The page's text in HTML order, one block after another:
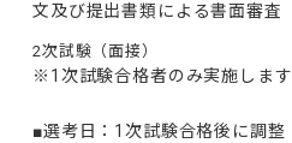
文及び提出書類による書面審査
2次試験（面接）
※1次試験合格者のみ実施します
■選考日：1次試験合格後に調整